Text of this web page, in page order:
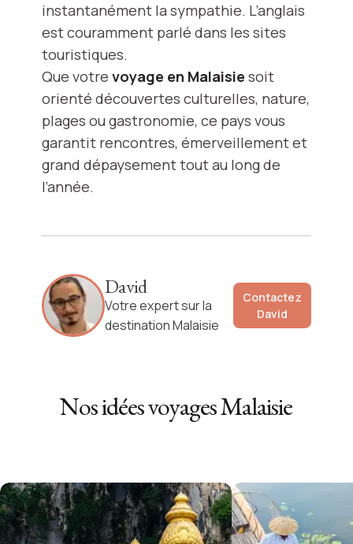
instantanément la sympathie. L’anglais
est couramment parlé dans les sites
touristiques.
Que votre voyage en Malaisie soit
orienté découvertes culturelles, nature,
plages ou gastronomie, ce pays vous
garantit rencontres, émerveillement et
grand dépaysement tout au long de
l’année.
David
Votre expert sur la
destination Malaisie
Contactez
David
Nos idées voyagesMalaisie